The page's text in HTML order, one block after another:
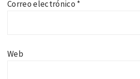
Correo electrónico *
Web